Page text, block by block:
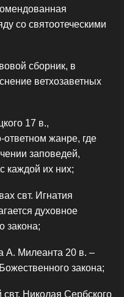
со святоотеческими
сборник, в
ветхозаветных
17 в.,
жанре, где
заповедей,
каждой их них;
свт. Игнатия
духовное
закона;
А. Милеанта 20 в. –
закона;
Николая Сербского